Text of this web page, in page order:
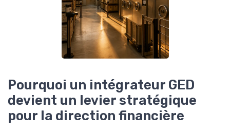
Pourquoi un intégrateur GED
devient un levier stratégique
pour la direction financière